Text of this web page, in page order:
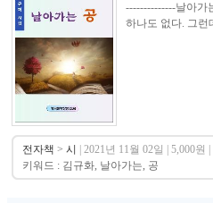
--------------날아가
하나도 없다. 그런
전자책 > 시 | 2021년 11월 02일 | 5,000원
키워드 : 김규화, 날아가는, 공